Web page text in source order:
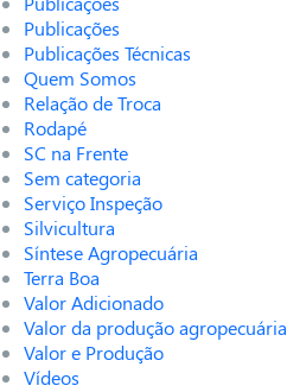
Publicações
Publicações Técnicas
Quem Somos
Relação de Troca
Rodapé
SC na Frente
Sem categoria
Serviço Inspeção
Silvicultura
Síntese Agropecuária
Terra Boa
Valor Adicionado
Valor da produção agropecuária
Valor e Produção
Vídeos